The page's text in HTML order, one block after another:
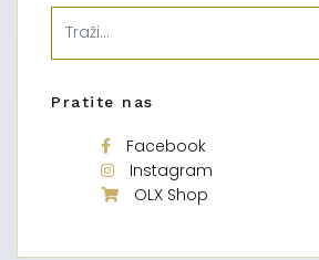
Pratite nas
Facebook
Instagram
OLX Shop